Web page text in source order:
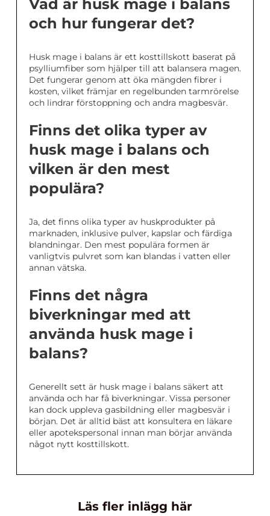
Vad är husk mage i balans
och hur fungerar det?
Husk mage i balans är ett kosttillskott baserat på
psylliumfiber som hjälper till att balansera magen.
Det fungerar genom att öka mängden fibrer i
kosten, vilket främjar en regelbunden tarmrörelse
och lindrar förstoppning och andra magbesvär.
Finns det olika typer av
husk mage i balans och
vilken är den mest
populära?
Ja, det finns olika typer av huskprodukter på
marknaden, inklusive pulver, kapslar och färdiga
blandningar. Den mest populära formen är
vanligtvis pulvret som kan blandas i vatten eller
annan vätska.
Finns det några
biverkningar med att
använda husk mage i
balans?
Generellt sett är husk mage i balans säkert att
använda och har få biverkningar. Vissa personer
kan dock uppleva gasbildning eller magbesvär i
början. Det är alltid bäst att konsultera en läkare
eller apotekspersonal innan man börjar använda
något nytt kosttillskott.
Läs fler inlägg här